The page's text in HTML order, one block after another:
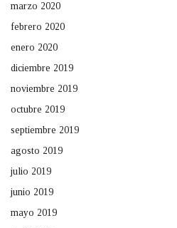
marzo 2020
febrero 2020
enero 2020
diciembre 2019
noviembre 2019
octubre 2019
septiembre 2019
agosto 2019
julio 2019
junio 2019
mayo 2019